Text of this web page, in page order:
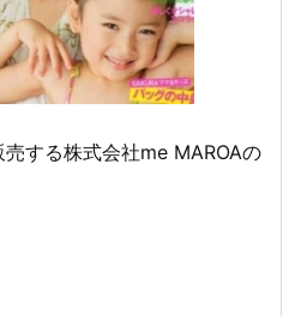
する株式会社me MAROAの